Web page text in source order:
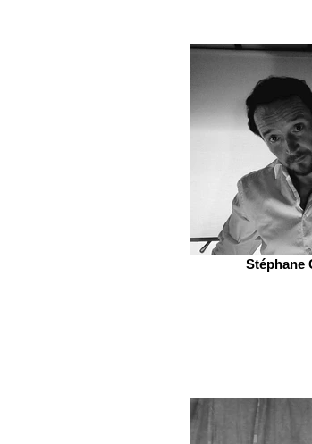
Stéphane